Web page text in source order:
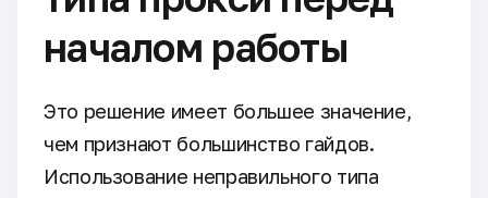
началом работы
Это решение имеет большее значение,
чем признают большинство гайдов.
Использование неправильного типа